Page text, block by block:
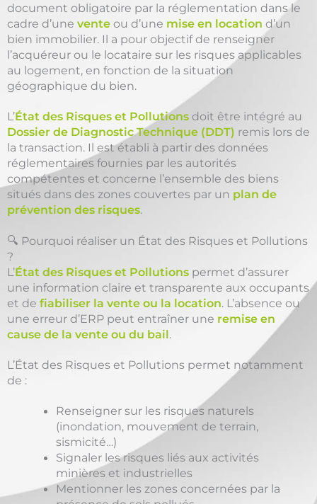
document obligatoire par la réglementation dans le
cadre d’une vente ou d’une mise en location d’un
bien immobilier. Il a pour objectif de renseigner
l’acquéreur ou le locataire sur les risques applicables
au logement, en fonction de la situation
géographique du bien.
L’État des Risques et Pollutions doit être intégré au
Dossier de Diagnostic Technique (DDT) remis lors de
la transaction. Il est établi à partir des données
réglementaires fournies par les autorités
compétentes et concerne l’ensemble des biens
situés dans des zones couvertes par un plan de
prévention des risques.
🔍 Pourquoi réaliser un État des Risques et Pollutions
?
L’État des Risques et Pollutions permet d’assurer
une information claire et transparente aux occupants
et de fiabiliser la vente ou la location. L’absence ou
une erreur d’ERP peut entraîner une remise en
cause de la vente ou du bail.
L’État des Risques et Pollutions permet notamment
de :
Renseigner sur les risques naturels
(inondation, mouvement de terrain,
sismicité…)
Signaler les risques liés aux activités
minières et industrielles
Mentionner les zones concernées par la